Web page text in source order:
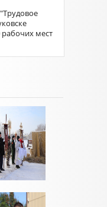
рабочих мест